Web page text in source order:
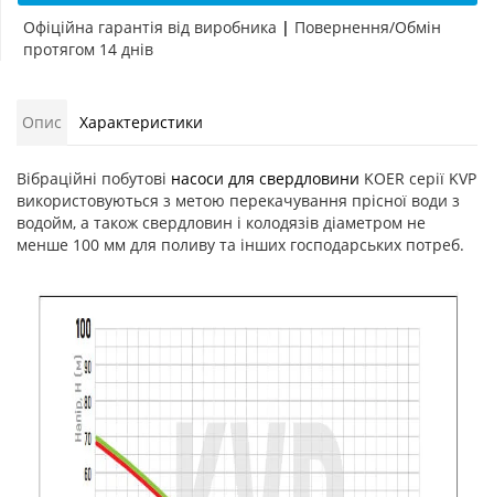
Офіційна гарантія від виробника | Повернення/Обмін
протягом 14 днів
Опис Характеристики
Вібраційні побутові насоси для свердловини KOER серії KVP
використовуються з метою перекачування прісної води з
водойм, а також свердловин і колодязів діаметром не
менше 100 мм для поливу та інших господарських потреб.